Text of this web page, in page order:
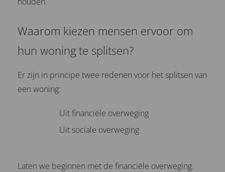
Waarom kiezen mensen ervoor om
hun woning te splitsen?
Er zijn in principe twee redenen voor het splitsen van
een woning:
Uit financiële overweging
Uit sociale overweging
Laten we beginnen met de financiële overweging.